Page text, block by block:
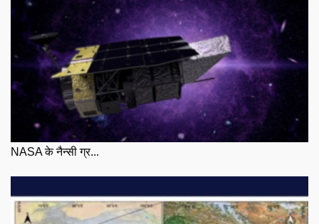
NASA के नैन्सी ग्र...